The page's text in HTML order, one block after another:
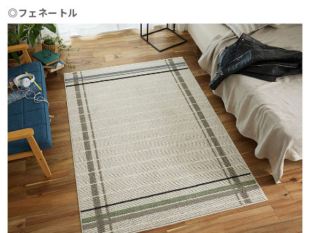
◎フェネートル